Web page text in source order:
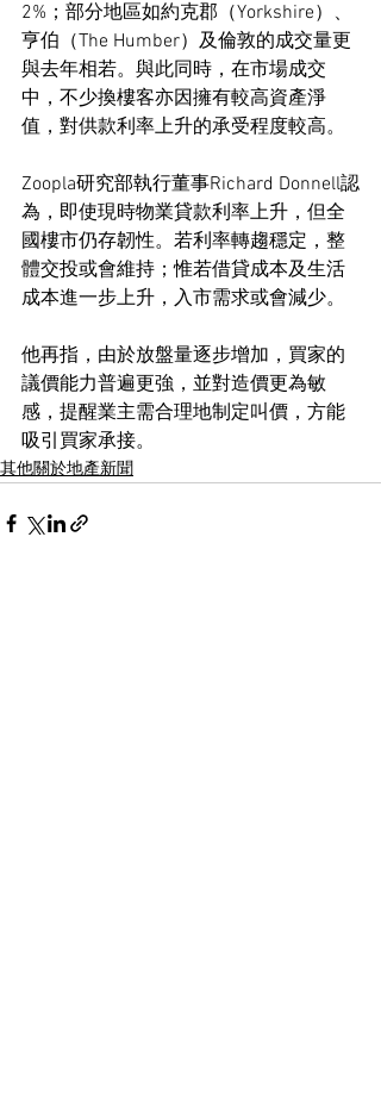
2%；部分地區如約克郡（Yorkshire）、
亨伯（The Humber）及倫敦的成交量更
與去年相若。與此同時，在市場成交
中，不少換樓客亦因擁有較高資產淨
值，對供款利率上升的承受程度較高。
Zoopla研究部執行董事Richard Donnell認
為，即使現時物業貸款利率上升，但全
國樓市仍存韌性。若利率轉趨穩定，整
體交投或會維持；惟若借貸成本及生活
成本進一步上升，入市需求或會減少。
他再指，由於放盤量逐步增加，買家的
議價能力普遍更強，並對造價更為敏
感，提醒業主需合理地制定叫價，方能
吸引買家承接。
其他關於地產新聞